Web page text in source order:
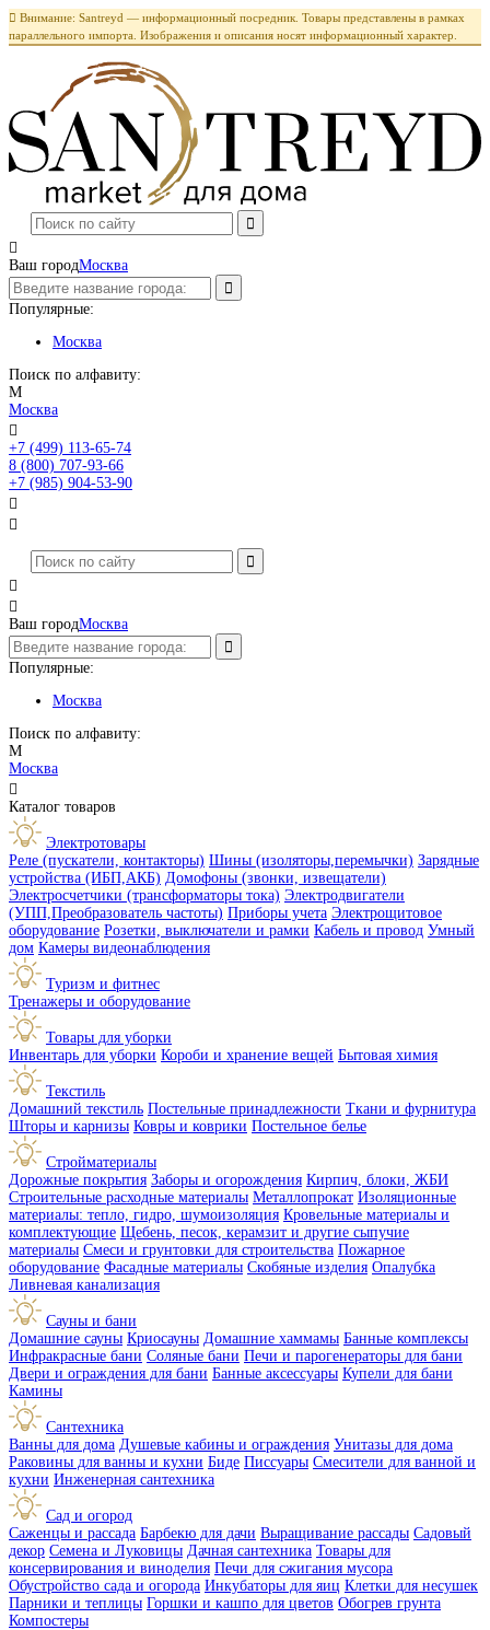
 Внимание: Santreyd — информационный посредник. Товары представлены в рамках
параллельного импорта. Изображения и описания носят информационный характер.

Ваш городМосква
Популярные:
Москва
Поиск по алфавиту:
М
Москва

+7 (499) 113-65-74
8 (800) 707-93-66
+7 (985) 904-53-90




Ваш городМосква
Популярные:
Москва
Поиск по алфавиту:
М
Москва

Каталог товаров
Электротовары
Реле (пускатели, контакторы) Шины (изоляторы,перемычки) Зарядные
устройства (ИБП,АКБ) Домофоны (звонки, извещатели)
Электросчетчики (трансформаторы тока) Электродвигатели
(УПП,Преобразователь частоты) Приборы учета Электрощитовое
оборудование Розетки, выключатели и рамки Кабель и провод Умный
дом Камеры видеонаблюдения
Туризм и фитнес
Тренажеры и оборудование
Товары для уборки
Инвентарь для уборки Короби и хранение вещей Бытовая химия
Текстиль
Домашний текстиль Постельные принадлежности Ткани и фурнитура
Шторы и карнизы Ковры и коврики Постельное белье
Стройматериалы
Дорожные покрытия Заборы и огорождения Кирпич, блоки, ЖБИ
Строительные расходные материалы Металлопрокат Изоляционные
материалы: тепло, гидро, шумоизоляция Кровельные материалы и
комплектующие Щебень, песок, керамзит и другие сыпучие
материалы Смеси и грунтовки для строительства Пожарное
оборудование Фасадные материалы Скобяные изделия Опалубка
Ливневая канализация
Сауны и бани
Домашние сауны Криосауны Домашние хаммамы Банные комплексы
Инфракрасные бани Соляные бани Печи и парогенераторы для бани
Двери и ограждения для бани Банные аксессуары Купели для бани
Камины
Сантехника
Ванны для дома Душевые кабины и ограждения Унитазы для дома
Раковины для ванны и кухни Биде Писсуары Смесители для ванной и
кухни Инженерная сантехника
Сад и огород
Саженцы и рассада Барбекю для дачи Выращивание рассады Садовый
декор Семена и Луковицы Дачная сантехника Товары для
консервирования и виноделия Печи для сжигания мусора
Обустройство сада и огорода Инкубаторы для яиц Клетки для несушек
Парники и теплицы Горшки и кашпо для цветов Обогрев грунта
Компостеры